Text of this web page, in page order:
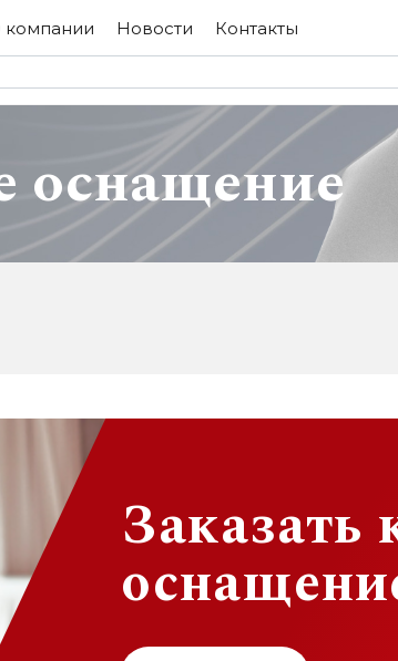
Новости Контакты
оснащение
Заказать